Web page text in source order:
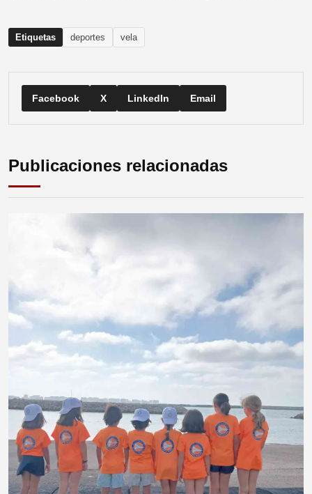
Etiquetas deportes vela
Facebook X LinkedIn Email
Publicaciones relacionadas